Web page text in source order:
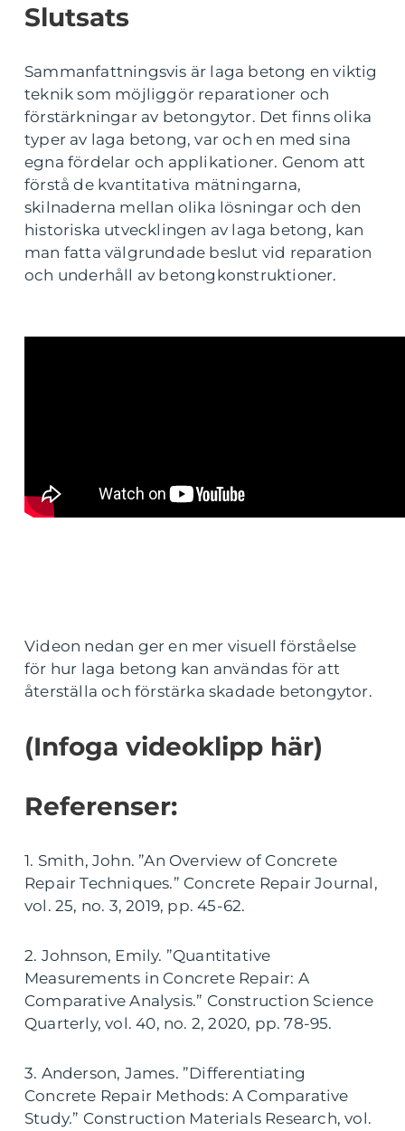
Slutsats
Sammanfattningsvis är laga betong en viktig
teknik som möjliggör reparationer och
förstärkningar av betongytor. Det finns olika
typer av laga betong, var och en med sina
egna fördelar och applikationer. Genom att
förstå de kvantitativa mätningarna,
skilnaderna mellan olika lösningar och den
historiska utvecklingen av laga betong, kan
man fatta välgrundade beslut vid reparation
och underhåll av betongkonstruktioner.
Videon nedan ger en mer visuell förståelse
för hur laga betong kan användas för att
återställa och förstärka skadade betongytor.
(Infoga videoklipp här)
Referenser:
1. Smith, John. ”An Overview of Concrete
Repair Techniques.” Concrete Repair Journal,
vol. 25, no. 3, 2019, pp. 45-62.
2. Johnson, Emily. ”Quantitative
Measurements in Concrete Repair: A
Comparative Analysis.” Construction Science
Quarterly, vol. 40, no. 2, 2020, pp. 78-95.
3. Anderson, James. ”Differentiating
Concrete Repair Methods: A Comparative
Study.” Construction Materials Research, vol.